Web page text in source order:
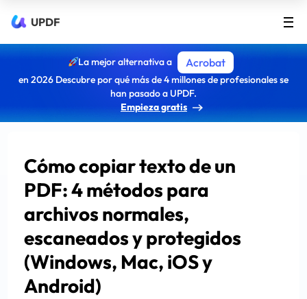
UPDF
La mejor alternativa a Acrobat
en 2026 Descubre por qué más de 4 millones de profesionales se
han pasado a UPDF.
Empieza gratis
Cómo copiar texto de un
PDF: 4 métodos para
archivos normales,
escaneados y protegidos
(Windows, Mac, iOS y
Android)